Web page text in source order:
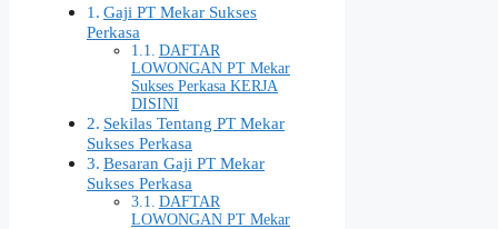
Gaji PT Mekar Sukses
Perkasa
DAFTAR
LOWONGAN PT Mekar
Sukses Perkasa KERJA
DISINI
Sekilas Tentang PT Mekar
Sukses Perkasa
Besaran Gaji PT Mekar
Sukses Perkasa
DAFTAR
LOWONGAN PT Mekar